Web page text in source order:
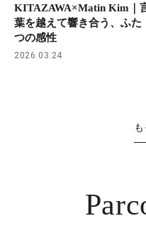
KITAZAWA×Matin Kim｜
葉を越えて響き合う、ふた
つの感性
2026.03.24